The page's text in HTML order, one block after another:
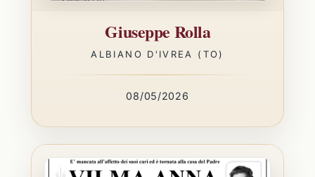
Giuseppe Rolla
ALBIANO D'IVREA (TO)
08/05/2026